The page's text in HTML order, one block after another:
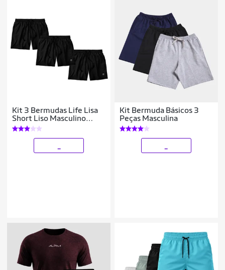
Kit 3 Bermudas Life Lisa
Short Liso Masculino
Básico Mauricinho Tactel
Kit Bermuda Básicos 3
Peças Masculina